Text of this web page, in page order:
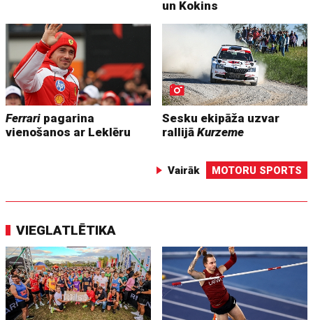
un Kokins
Ferrari pagarina
vienošanos ar Leklēru
Sesku ekipāža uzvar
rallijāKurzeme
Vairāk MOTORU SPORTS
VIEGLATLĒTIKA